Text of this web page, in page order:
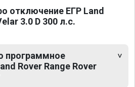
отключение ЕГР Land
3.0 D 300 л.с.
программное
Rover Range Rover